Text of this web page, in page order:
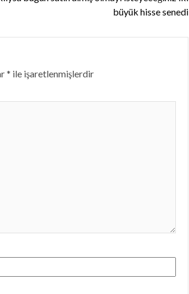
büyük hisse senedi
* ile işaretlenmişlerdir